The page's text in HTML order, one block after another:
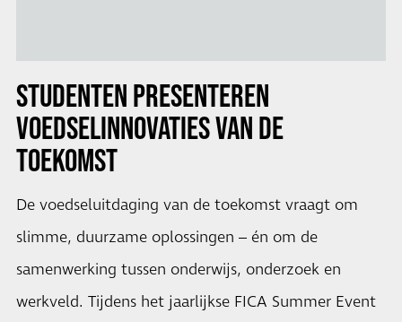
STUDENTEN PRESENTEREN
VOEDSELINNOVATIES VAN DE
TOEKOMST
De voedseluitdaging van de toekomst vraagt om
slimme, duurzame oplossingen – én om de
samenwerking tussen onderwijs, onderzoek en
werkveld. Tijdens het jaarlijkse FICA Summer Event